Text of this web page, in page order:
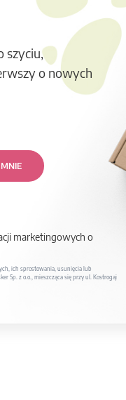
szyciu,
o nowych
marketingowych o
ich sprostowania, usunięcia lub
Sp. z o.o., mieszcząca się przy ul. Kostrogaj